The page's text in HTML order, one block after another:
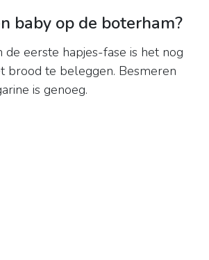
baby op de boterham?
de eerste hapjes-fase is het nog
brood te beleggen. Besmeren
is genoeg.